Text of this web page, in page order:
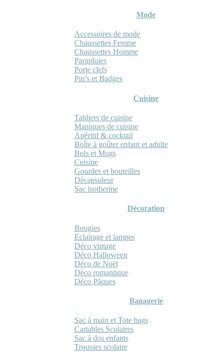
Mode
Accessoires de mode
Chaussettes Femme
Chaussettes Homme
Parapluies
Porte clefs
Pin’s et Badges
Cuisine
Tabliers de cuisine
Maniques de cuisine
Apéritif & cocktail
Boîte à goûter enfant et adulte
Bols et Mugs
Cuisine
Gourdes et bouteilles
Décapsuleur
Sac isotherme
Décoration
Bougies
Eclairage et lampes
Déco vintage
Déco Halloween
Déco de Noël
Déco romantique
Déco Pâques
Bagagerie
Sac à main et Tote bags
Cartables Scolaires
Sac à dos enfants
Trousses scolaire